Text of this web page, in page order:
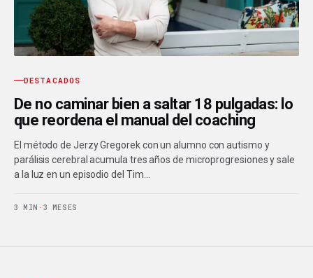
DESTACADOS
De no caminar bien a saltar 18 pulgadas: lo
que reordena el manual del coaching
El método de Jerzy Gregorek con un alumno con autismo y
parálisis cerebral acumula tres años de microprogresiones y sale
a la luz en un episodio del Tim…
3 MIN · 3 MESES